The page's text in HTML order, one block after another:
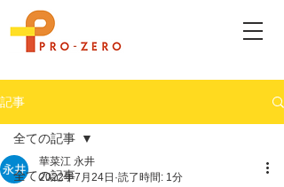
記事
全ての記事
全ての記事
華菜江 永井
2022年7月24日 読了時間: 1分